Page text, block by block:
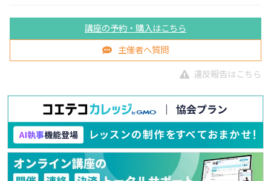
講座の予約・購入はこちら
主催者へ質問
違反報告はこちら